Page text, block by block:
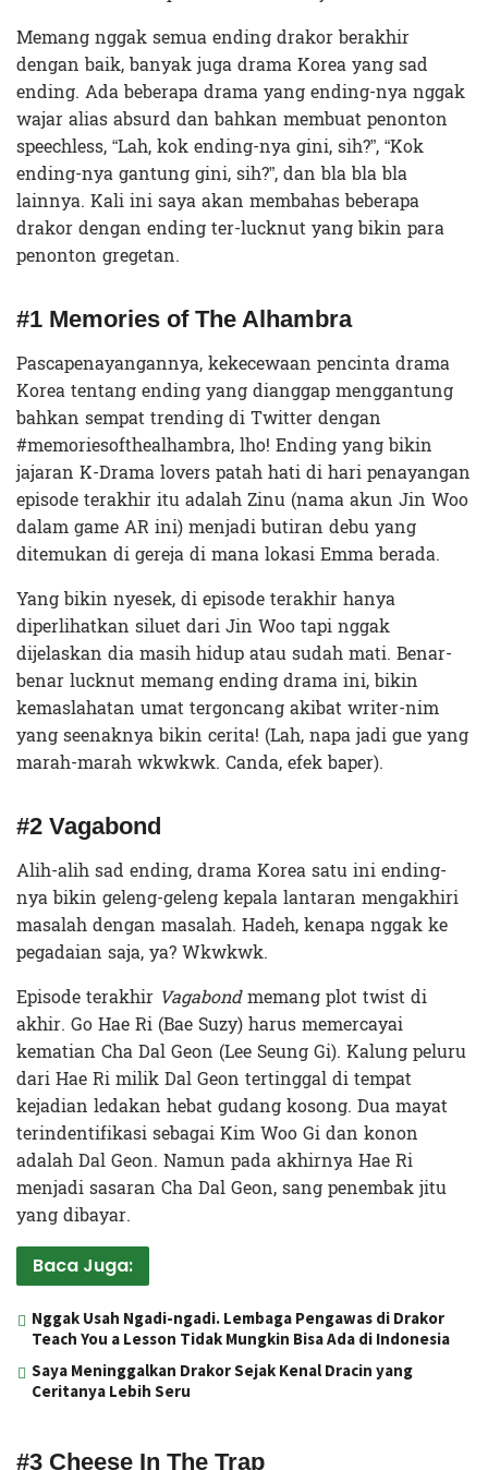
Memang nggak semua ending drakor berakhir
dengan baik, banyak juga drama Korea yang sad
ending. Ada beberapa drama yang ending-nya nggak
wajar alias absurd dan bahkan membuat penonton
speechless, “Lah, kok ending-nya gini, sih?”, “Kok
ending-nya gantung gini, sih?”, dan bla bla bla
lainnya. Kali ini saya akan membahas beberapa
drakor dengan ending ter-lucknut yang bikin para
penonton gregetan.
#1 Memories of The Alhambra
Pascapenayangannya, kekecewaan pencinta drama
Korea tentang ending yang dianggap menggantung
bahkan sempat trending di Twitter dengan
#memoriesofthealhambra, lho! Ending yang bikin
jajaran K-Drama lovers patah hati di hari penayangan
episode terakhir itu adalah Zinu (nama akun Jin Woo
dalam game AR ini) menjadi butiran debu yang
ditemukan di gereja di mana lokasi Emma berada.
Yang bikin nyesek, di episode terakhir hanya
diperlihatkan siluet dari Jin Woo tapi nggak
dijelaskan dia masih hidup atau sudah mati. Benar-
benar lucknut memang ending drama ini, bikin
kemaslahatan umat tergoncang akibat writer-nim
yang seenaknya bikin cerita! (Lah, napa jadi gue yang
marah-marah wkwkwk. Canda, efek baper).
#2 Vagabond
Alih-alih sad ending, drama Korea satu ini ending-
nya bikin geleng-geleng kepala lantaran mengakhiri
masalah dengan masalah. Hadeh, kenapa nggak ke
pegadaian saja, ya? Wkwkwk.
Episode terakhir Vagabondmemang plot twist di
akhir. Go Hae Ri (Bae Suzy) harus memercayai
kematian Cha Dal Geon (Lee Seung Gi). Kalung peluru
dari Hae Ri milik Dal Geon tertinggal di tempat
kejadian ledakan hebat gudang kosong. Dua mayat
terindentifikasi sebagai Kim Woo Gi dan konon
adalah Dal Geon. Namun pada akhirnya Hae Ri
menjadi sasaran Cha Dal Geon, sang penembak jitu
yang dibayar.
Baca Juga:
Nggak Usah Ngadi-ngadi. Lembaga Pengawas di Drakor
Teach You a Lesson Tidak Mungkin Bisa Ada di Indonesia
Saya Meninggalkan Drakor Sejak Kenal Dracin yang
Ceritanya Lebih Seru
#3 Cheese In The Trap